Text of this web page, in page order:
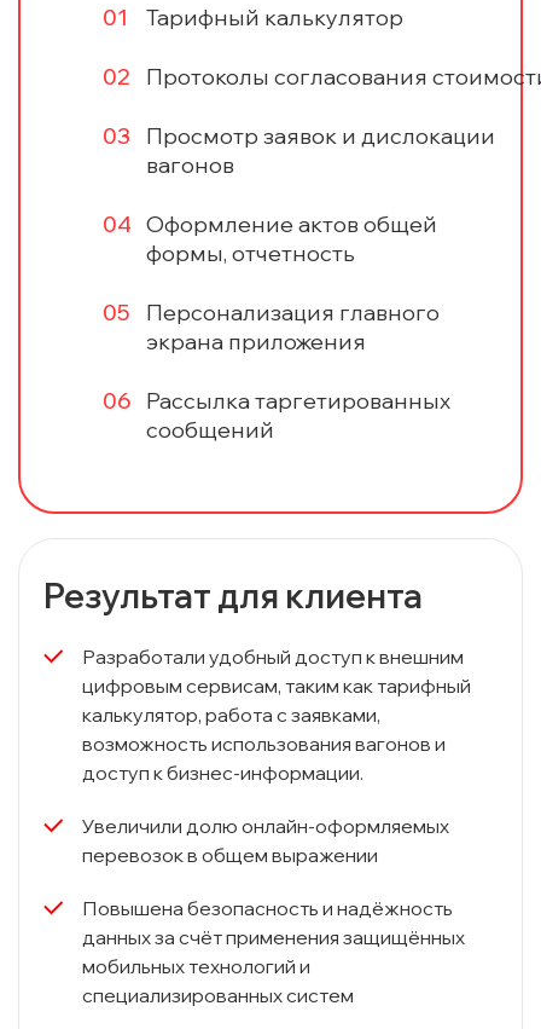
Тарифный калькулятор
Протоколы согласования
Просмотр заявок и дислокации
вагонов
Оформление актов общей
формы, отчетность
Персонализация главного
экрана приложения
Рассылка таргетированных
сообщений
Результат для клиента
Разработали удобный доступ к внешним
цифровым сервисам, таким как тарифный
калькулятор, работа с заявками,
возможность использования вагонов и
доступ к бизнес-информации.
Увеличили долю онлайн-оформляемых
перевозок в общем выражении
Повышена безопасность и надёжность
данных за счёт применения защищённых
мобильных технологий и
специализированных систем